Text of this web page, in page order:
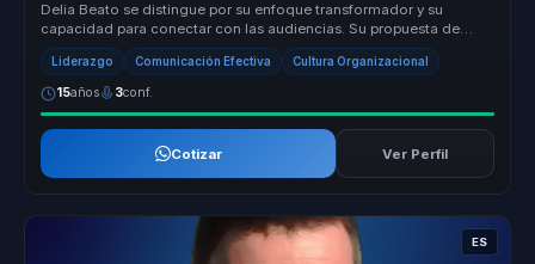
Delia Beato se distingue por su enfoque transformador y su
capacidad para conectar con las audiencias. Su propuesta de
valor radica en su...
Liderazgo Comunicación Efectiva Cultura Organizacional
15años 3conf.
Cotizar Ver Perfil
ES